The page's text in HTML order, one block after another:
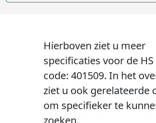
Hierboven ziet u meer
specificaties voor de HS
code: 401509. In het
ziet u ook gerelateerde
om specifieker te
zoeken.